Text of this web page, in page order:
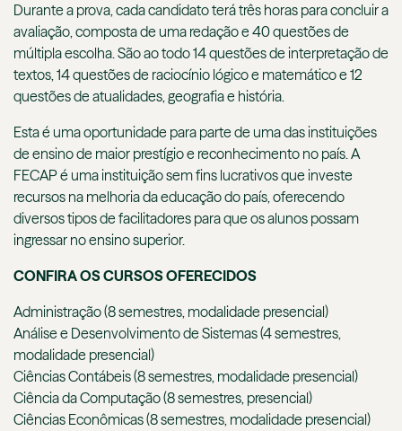
Durante a prova, cada candidato terá três horas para concluir a
avaliação, composta de uma redação e 40 questões de
múltipla escolha. São ao todo 14 questões de interpretação de
textos, 14 questões de raciocínio lógico e matemático e 12
questões de atualidades, geografia e história.
Esta é uma oportunidade para parte de uma das instituições
de ensino de maior prestígio e reconhecimento no país. A
FECAP é uma instituição sem fins lucrativos que investe
recursos na melhoria da educação do país, oferecendo
diversos tipos de facilitadores para que os alunos possam
ingressar no ensino superior.
CONFIRA OS CURSOS OFERECIDOS
Administração (8 semestres, modalidade presencial)
Análise e Desenvolvimento de Sistemas (4 semestres,
modalidade presencial)
Ciências Contábeis (8 semestres, modalidade presencial)
Ciência da Computação (8 semestres, presencial)
Ciências Econômicas (8 semestres, modalidade presencial)